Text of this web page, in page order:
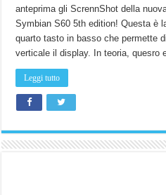
anteprima gli ScrennShot della
Symbian S60 5th edition! Questa è
quarto tasto in basso che permette
verticale il display. In teoria, quesro
Leggi tutto